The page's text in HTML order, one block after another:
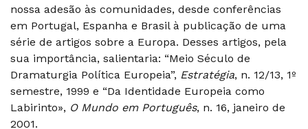
nossa adesão às comunidades, desde conferências
em Portugal, Espanha e Brasil à publicação de uma
série de artigos sobre a Europa. Desses artigos, pela
sua importância, salientaria: “Meio Século de
Dramaturgia Política Europeia”, Estratégia, n. 12/13, 1º
semestre, 1999 e “Da Identidade Europeia como
Labirinto», O Mundo em Português, n. 16, janeiro de
2001.